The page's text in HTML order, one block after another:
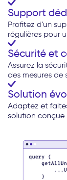
Support
Profitez d'un
régulières pour
Sécurité et
Assurez la
des mesures de
Solution
Adaptez et
solution conçue